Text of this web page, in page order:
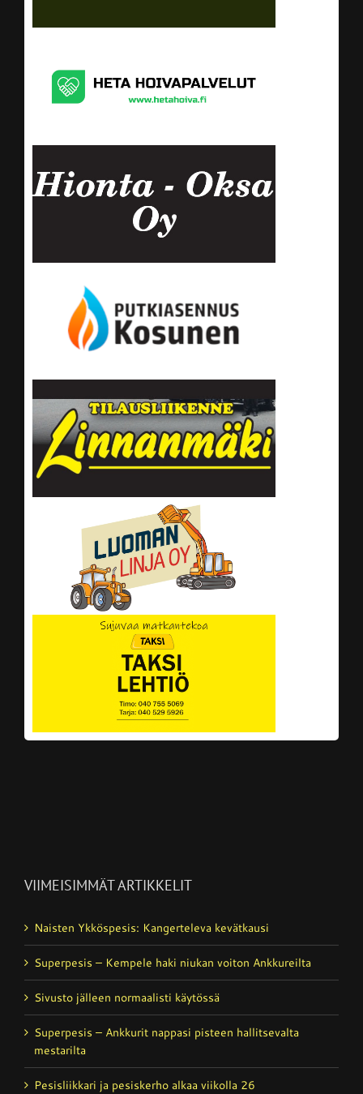
VIIMEISIMMÄT ARTIKKELIT
Naisten Ykköspesis: Kangerteleva kevätkausi
Superpesis – Kempele haki niukan voiton Ankkureilta
Sivusto jälleen normaalisti käytössä
Superpesis – Ankkurit nappasi pisteen hallitsevalta
mestarilta
Pesisliikkari ja pesiskerho alkaa viikolla 26